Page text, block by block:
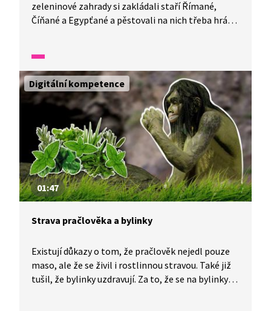
zeleninové zahrady si zakládali staří Římané,
Číňané a Egypťané a pěstovali na nich třeba hrách.
připravit skvělé zeleninové hranolky. Můžeme si
usmažit hranolky z mrkve, celeru, řepy i batátu.
K tomu si dáme třeba zdravou omáčku neboli dip
ze zakysané smetany, pažitky a česneku. Mňam!
Digitální kompetence
01:47
Strava pračlověka a bylinky
Existují důkazy o tom, že pračlověk nejedl pouze
maso, ale že se živil i rostlinnou stravou. Také již
tušil, že bylinky uzdravují. Za to, že se na bylinky